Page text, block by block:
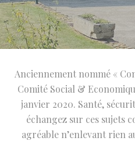
Anciennement nommé «
Comité Social &
janvier 2020. Santé,
échangez sur ces sujets
agréable n’enlevant rien